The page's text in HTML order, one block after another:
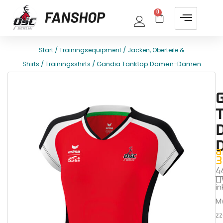
0
Start /Trainingsequipment / Jacken, Oberteile &
Shirts /Trainingsshirts / Gandia Tanktop Damen-Damen